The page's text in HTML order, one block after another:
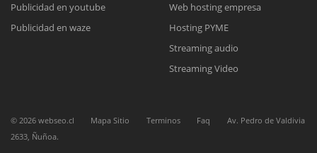
Meet para la reunión online.
Cotización
Todos nuestros ejecutivos están fuera de línea. Complete el formulario
Publicidad en youtube
Publicidad en waze
Web hosting empresa
Hosting PYME
Streaming audio
Streaming Video
© 2026 webseo.cl Mapa Sitio Terminos Faq
Av. Pedro de Valdivia
2633, Ñuñoa.